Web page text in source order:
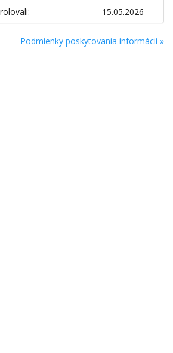
15.05.2026
Podmienky poskytovania informácií »